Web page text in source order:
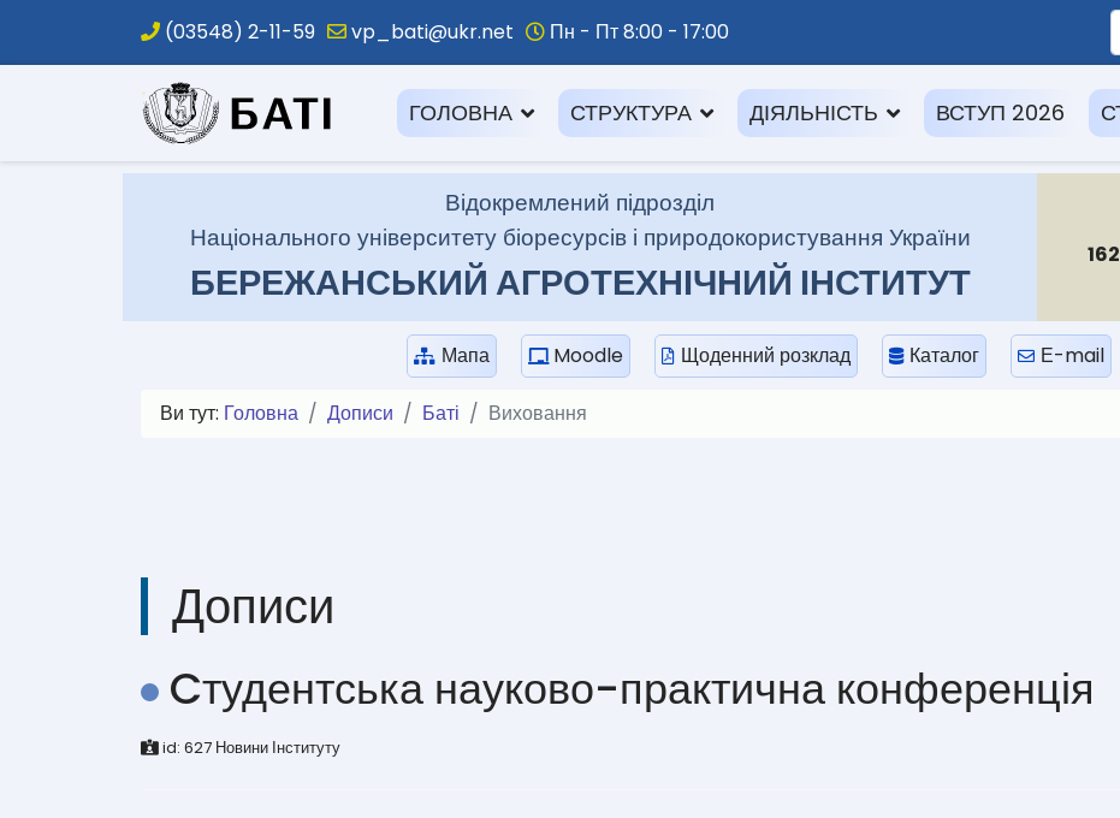
(03548) 2-11-59 vp_bati@ukr.net Пн - Пт 8:00 - 17:00
.
ГОЛОВНА СТРУКТУРА ДІЯЛЬНІСТЬ ВСТУП 2026
Відокремлений підрозділ
Національного університету біоресурсів і природокористування України
БЕРЕЖАНСЬКИЙ АГРОТЕХНІЧНИЙ ІНСТИТУТ
Мапа Moodle Щоденний розклад Каталог Е-mail
Ви тут: Головна Дописи Баті Виховання
Дописи
Cтудентська науково-практична конференція
id: 627 Новини Інституту